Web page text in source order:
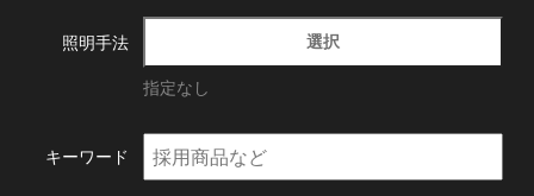
照明手法 選択
指定なし
キーワード